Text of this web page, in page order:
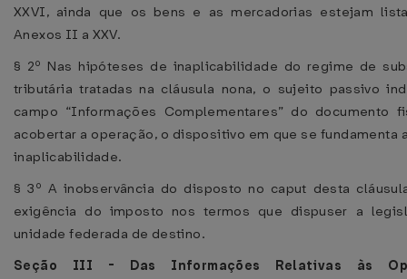
XXVI, ainda que os bens e as mercadorias estejam
Anexos II a XXV.
§ 2º Nas hipóteses de inaplicabilidade do regime de
tributária tratadas na cláusula nona, o sujeito passivo
campo “Informações Complementares” do documento
acobertar a operação, o dispositivo em que se fundamenta
inaplicabilidade.
§ 3º A inobservância do disposto no caput desta
exigência do imposto nos termos que dispuser a
unidade federada de destino.
Seção III - Das Informações Relativas às